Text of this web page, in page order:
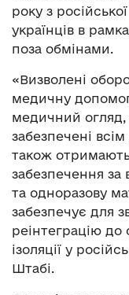
року з
українців в
поза обмінами.
«Визволені
медичну
медичний огляд,
забезпечені
також
забезпечення за
та одноразову
забезпечує для
реінтеграцію до
ізоляції у
Штабі.